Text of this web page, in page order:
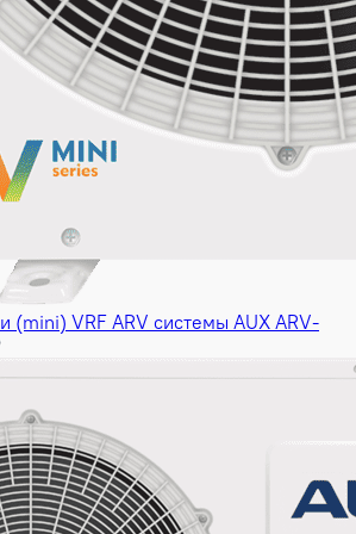
(mini) VRF ARV системы AUX ARV-